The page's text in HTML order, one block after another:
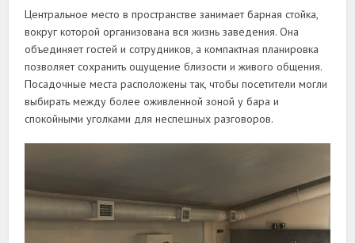
Центральное место в пространстве занимает барная стойка,
вокруг которой организована вся жизнь заведения. Она
объединяет гостей и сотрудников, а компактная планировка
позволяет сохранить ощущение близости и живого общения.
Посадочные места расположены так, чтобы посетители могли
выбирать между более оживленной зоной у бара и
спокойными уголками для неспешных разговоров.